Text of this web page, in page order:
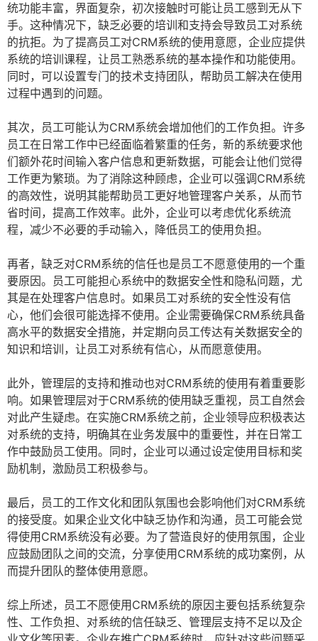
统功能丰富，界面复杂，初次接触时可能让员工感到无从下
手。这种情况下，缺乏必要的培训和支持会导致员工对系统
的抗拒。为了提高员工对CRM系统的使用意愿，企业应提供
系统的培训课程，让员工熟悉系统的基本操作和功能使用。
同时，可以设置专门的技术支持团队，帮助员工解决在使用
过程中遇到的问题。
其次，员工可能认为CRM系统会增加他们的工作负担。许多
员工在日常工作中已经面临着繁重的任务，新的系统要求他
们额外花时间输入客户信息和更新数据，可能会让他们觉得
工作更为繁琐。为了消除这种顾虑，企业可以强调CRM系统
的高效性，说明其能帮助员工更好地管理客户关系，从而节
省时间，提高工作效率。此外，企业可以考虑优化系统流
程，减少不必要的手动输入，降低员工的使用负担。
再者，缺乏对CRM系统的信任也是员工不愿意使用的一个重
要原因。员工可能担心系统中的数据安全性和隐私问题，尤
其是在处理客户信息时。如果员工对系统的安全性没有信
心，他们会很可能选择不使用。企业需要确保CRM系统具备
高水平的数据安全措施，并定期向员工传达有关数据安全的
知识和培训，让员工对系统有信心，从而愿意使用。
此外，管理层的支持和推动也对CRM系统的使用有着重要影
响。如果管理层对于CRM系统的使用缺乏重视，员工自然会
对此产生疑虑。在实施CRM系统之前，企业领导应积极表达
对系统的支持，明确其在业务发展中的重要性，并在日常工
作中鼓励员工使用。同时，企业可以通过设定使用目标和奖
励机制，激励员工积极参与。
最后，员工的工作文化和团队氛围也会影响他们对CRM系统
的接受度。如果企业文化中缺乏协作和沟通，员工可能会觉
得使用CRM系统没有必要。为了营造良好的使用氛围，企业
应鼓励团队之间的交流，分享使用CRM系统的成功案例，从
而提升团队的整体使用意愿。
综上所述，员工不愿使用CRM系统的原因主要包括系统复杂
性、工作负担、对系统的信任缺乏、管理层支持不足以及企